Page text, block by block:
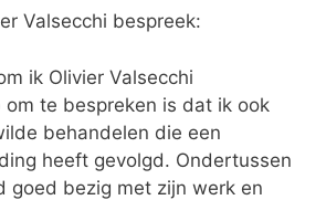
Valsecchi bespreek:
ik Olivier Valsecchi
om te bespreken is dat ik ook
behandelen die een
heeft gevolgd. Ondertussen
goed bezig met zijn werk en